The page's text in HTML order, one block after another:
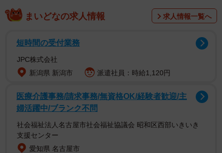
また、これまでは「今川家の名を恃（たの）んだ悪女」と
して描かれることが多く、ネタバレをいえばのちに武田家
との内通の罪で長男信康は切腹、築山殿は遠江の佐鳴湖の
近くで家臣によって斬首される。
そのため、傲慢な女性とされることも多かったが、今のと
ころはそういう雰囲気はない。これからどうなっていくか
が楽しみだ。
まいどなの求人情報 求人情報一覧へ
短時間の受付業務
JPC株式会社
新潟県 新潟市
派遣社員：時給1,120円
医療介護事務/請求事務/無資格OK/経験者歓迎/主
婦活躍中/ブランク不問
社会福祉法人名古屋市社会福祉協議会 昭和区西部いきいき
支援センター
愛知県 名古屋市